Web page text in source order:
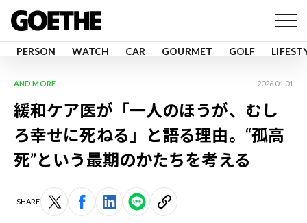
PERSON WATCH CAR GOURMET GOLF
AND MORE 2026.01.01
緩和ケア医が「一人のほうが、むし
ろ幸せに死ねる」と語る理由。“孤高
死”という最期のかたちを考える
SHARE